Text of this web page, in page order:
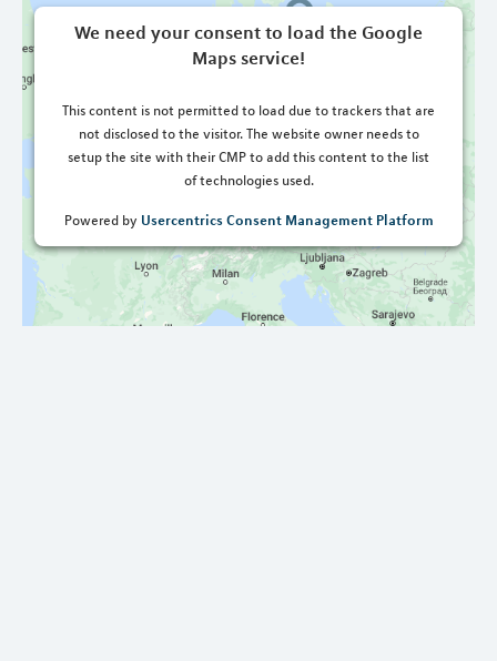
We need your consent to load the Google
Maps service!
This content is not permitted to load due to trackers that are
not disclosed to the visitor. The website owner needs to
setup the site with their CMP to add this content to the list
of technologies used.
Powered by Usercentrics Consent Management Platform